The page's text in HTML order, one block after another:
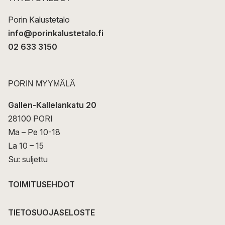
Porin Kalustetalo
info@porinkalustetalo.fi
02 633 3150
PORIN MYYMÄLÄ
Gallen-Kallelankatu 20
28100 PORI
Ma – Pe 10-18
La 10 – 15
Su: suljettu
TOIMITUSEHDOT
TIETOSUOJASELOSTE